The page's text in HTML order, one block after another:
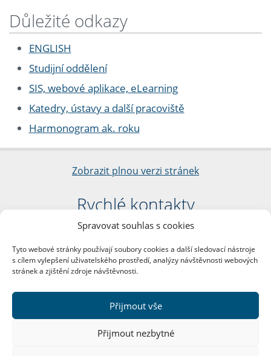
Spravovat souhlas s cookies
Tyto webové stránky používají soubory cookies a další sledovací nástroje
s cílem vylepšení uživatelského prostředí, analýzy návštěvnosti webových
stránek a zjištění zdroje návštěvnosti.
Přijmout vše
Přijmout nezbytné
Důležité odkazy
ENGLISH
Studijní oddělení
SIS, webové aplikace, eLearning
Katedry, ústavy a další pracoviště
Harmonogram ak. roku
Zobrazit plnou verzi stránek
Rychlé kontakty
Filozofická fakulta
nám. Jana Palacha 1/2
116 38 Praha 1
DIČ: CZ00216208
Další kontakty